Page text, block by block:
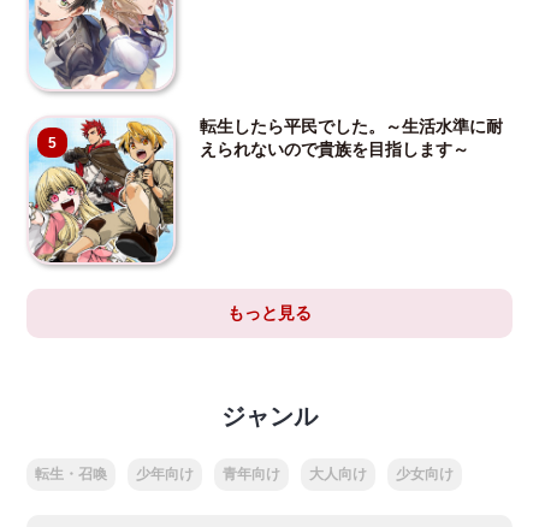
5
転生したら平民でした。～生活水準に耐
えられないので貴族を目指します～
もっと見る
ジャンル
転生・召喚 少年向け 青年向け 大人向け 少女向け